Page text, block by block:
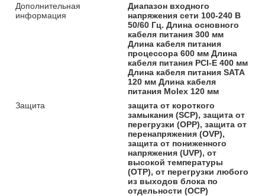
Дополнительная
информация
Диапазон входного
напряжения сети 100-240 В
50/60 Гц. Длина основного
кабеля питания 300 мм
Длина кабеля питания
процессора 600 мм Длина
кабеля питания PCI-E 400 мм
Длина кабеля питания SATA
120 мм Длина кабеля
питания Molex 120 мм
Защита
защита от короткого
замыкания (SCP), защита от
перегрузки (OPP), защита от
перенапряжения (OVP),
защита от пониженного
напряжения (UVP), от
высокой температуры
(OTP), от перегрузки любого
из выходов блока по
отдельности (OCP)